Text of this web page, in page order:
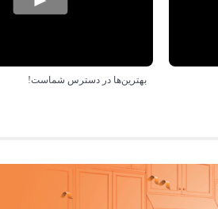
بهترین‌ها در دسترس شماست!